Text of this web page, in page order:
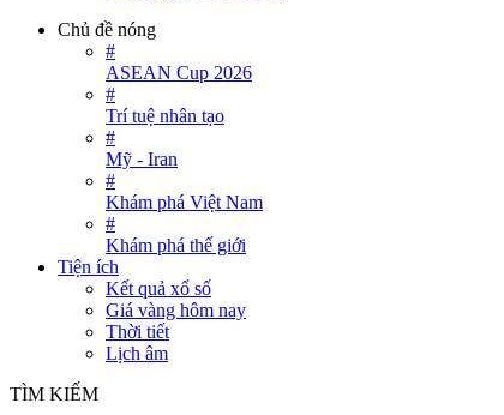
Chủ đề nóng
#
ASEAN Cup 2026
#
Trí tuệ nhân tạo
#
Mỹ - Iran
#
Khám phá Việt Nam
#
Khám phá thế giới
Tiện ích
Kết quả xổ số
Giá vàng hôm nay
Thời tiết
Lịch âm
TÌM KIẾM